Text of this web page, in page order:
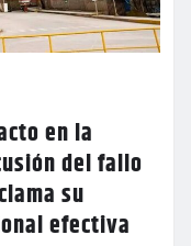
en la
del fallo
su
efectiva